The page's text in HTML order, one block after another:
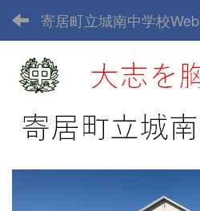
寄居町立城南中学校Web